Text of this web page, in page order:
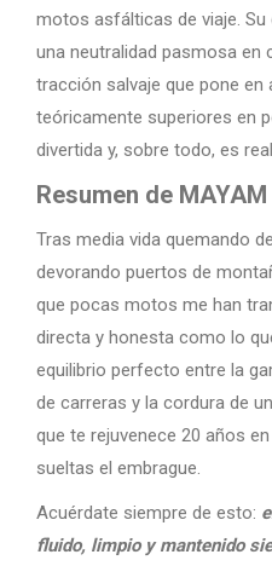
motos asfálticas de viaje.
una neutralidad pasmosa en
tracción salvaje que pone
teóricamente superiores en
divertida y, sobre todo, es
Resumen de MAYAM
Tras media vida quemando
devorando puertos de
que pocas motos me han
directa y honesta como lo
equilibrio perfecto entre la
de carreras y la cordura de
que te rejuvenece 20 años
sueltas el embrague.
Acuérdate siempre de esto:
fluido, limpio y mantenido